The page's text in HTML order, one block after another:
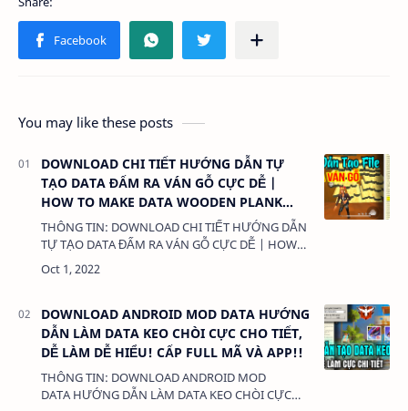
You may like these posts
DOWNLOAD CHI TIẾT HƯỚNG DẪN TỰ
TẠO DATA ĐẤM RA VÁN GỖ CỰC DỄ |
HOW TO MAKE DATA WOODEN PLANK
PUNCH!
THÔNG TIN: DOWNLOAD CHI TIẾT HƯỚNG DẪN
TỰ TẠO DATA ĐẤM RA VÁN GỖ CỰC DỄ | HOW
TO MAKE DATA WOODEN PLANK PUNCH! DUNG
LƯỢNG: 1MB LINK: (adsbygoogle =
DOWNLOAD ANDROID MOD DATA HƯỚNG
DẪN LÀM DATA KEO CHÒI CỰC CHO TIẾT,
DỄ LÀM DỄ HIỂU! CẤP FULL MÃ VÀ APP!!
THÔNG TIN: DOWNLOAD ANDROID MOD
DATA HƯỚNG DẪN LÀM DATA KEO CHÒI CỰC